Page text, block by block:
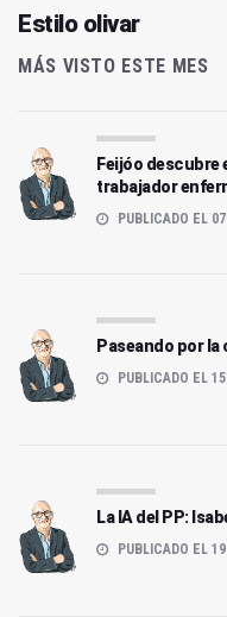
Estilo olivar
MÁS VISTO ESTE MES
Feijóo descubre
trabajador
PUBLICADO EL
Paseando por la
PUBLICADO EL
La IA del PP:
PUBLICADO EL